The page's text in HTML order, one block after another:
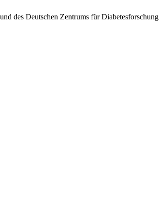
des Deutschen Zentrums für Diabetesforschung